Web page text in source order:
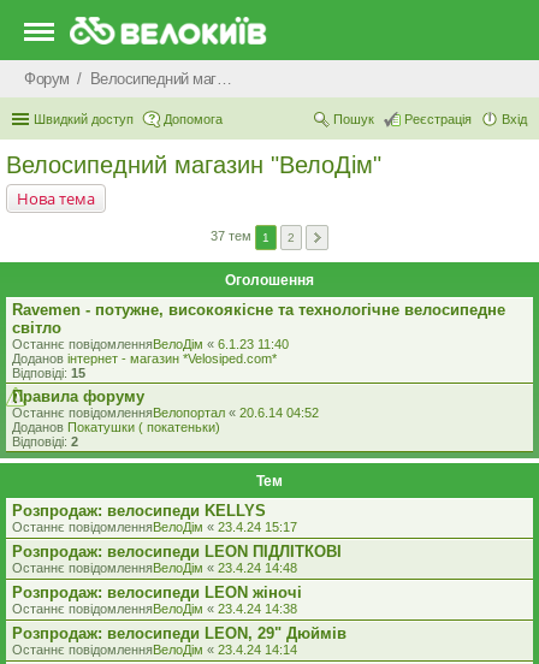
Форум Велосипедний магазин "ВелоДім"
Швидкий доступ Допомога Вхід
Реєстрація
Пошук
Велосипедний магазин "ВелоДім"
Нова тема
37 тем 1 2
Оголошення
Ravemen - потужне, високоякісне та технологічне велосипедне
світло
Останнє повідомленняВелоДім « 6.1.23 11:40
Доданов iнтернет - магазин *Velosiped.com*
Відповіді: 15
Правила форуму
Останнє повідомленняВелопортал « 20.6.14 04:52
Доданов Покатушки ( покатеньки)
Відповіді: 2
Тем
Розпродаж: велосипеди KELLYS
Останнє повідомленняВелоДім « 23.4.24 15:17
Розпродаж: велосипеди LEON ПІДЛІТКОВІ
Останнє повідомленняВелоДім « 23.4.24 14:48
Розпродаж: велосипеди LEON жіночі
Останнє повідомленняВелоДім « 23.4.24 14:38
Розпродаж: велосипеди LEON, 29" Дюймів
Останнє повідомленняВелоДім « 23.4.24 14:14